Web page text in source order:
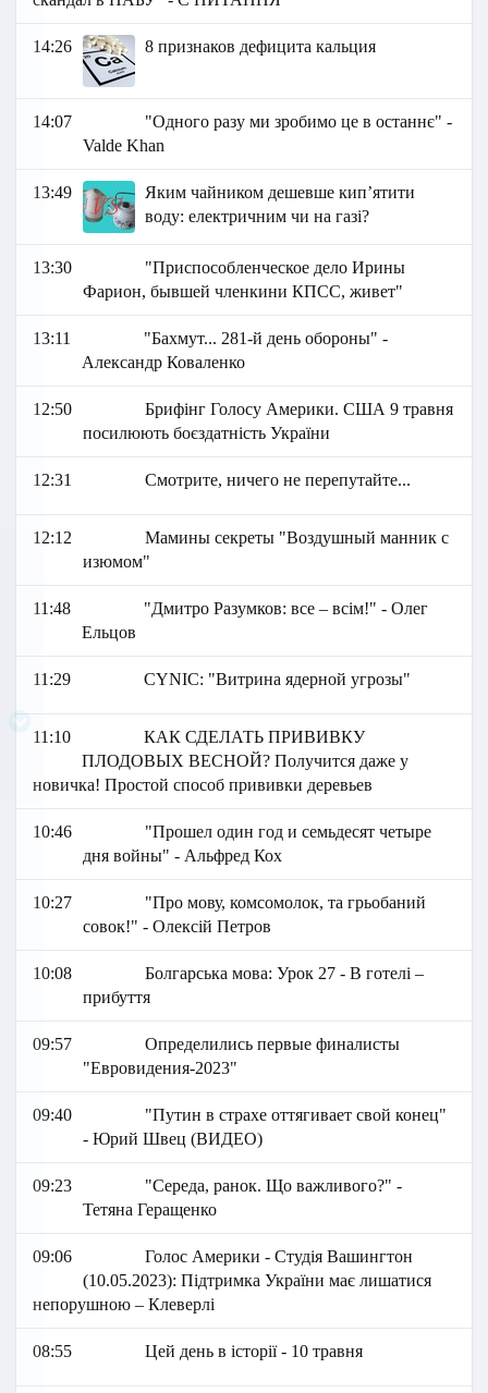
14:26 8 признаков дефицита кальция
14:07
"Одного разу ми зробимо це в останнє" -
Valde Khan
13:49
Яким чайником дешевше кип’ятити
воду: електричним чи на газі?
13:30
"Приспособленческое дело Ирины
Фарион, бывшей членкини КПСС, живет"
13:11
"Бахмут... 281-й день обороны" -
Александр Коваленко
12:50
Брифінг Голосу Америки. США 9 травня
посилюють боєздатність України
12:31 Смотрите, ничего не перепутайте...
12:12
Мамины секреты "Воздушный манник с
изюмом"
11:48
"Дмитро Разумков: все – всім!" - Олег
Ельцов
11:29 СYNIC: "Витрина ядерной угрозы"
11:10
КАК СДЕЛАТЬ ПРИВИВКУ
ПЛОДОВЫХ ВЕСНОЙ? Получится даже у
новичка! Простой способ прививки деревьев
10:46
"Прошел один год и семьдесят четыре
дня войны" - Альфред Кох
10:27
"Про мову, комсомолок, та грьобаний
совок!" - Олексій Петров
10:08
Болгарська мова: Урок 27 - В готелі –
прибуття
09:57
Определились первые финалисты
"Евровидения-2023"
09:40
"Путин в страхе оттягивает свой конец"
- Юрий Швец (ВИДЕО)
09:23
"Середа, ранок. Що важливого?" -
Тетяна Геращенко
09:06
Голос Америки - Студія Вашингтон
(10.05.2023): Підтримка України має лишатися
непорушною – Клеверлі
08:55 Цей день в історії - 10 травня